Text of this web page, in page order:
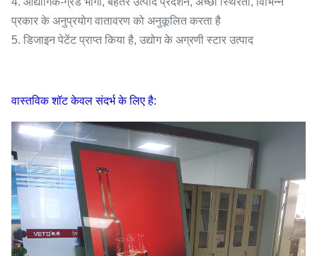
प्रकार के अनुप्रयोग वातावरण को अनुकूलित करता है
5. डिजाइन पेटेंट प्राप्त किया है, उद्योग के अग्रणी स्टार उत्पाद
वास्तविक शॉट केवल संदर्भ के लिए है: